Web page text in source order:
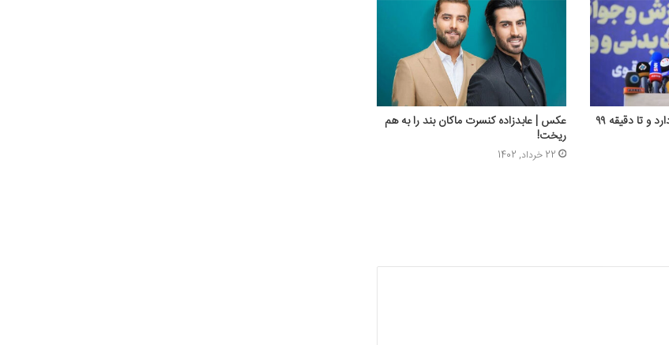
استقلال برای آسیا فرصت دارد و تا دقیقه ۹۹ عکس | عابدزاده کنسرت ماکان بند را به هم
ریخت!
22 خرداد, 1402